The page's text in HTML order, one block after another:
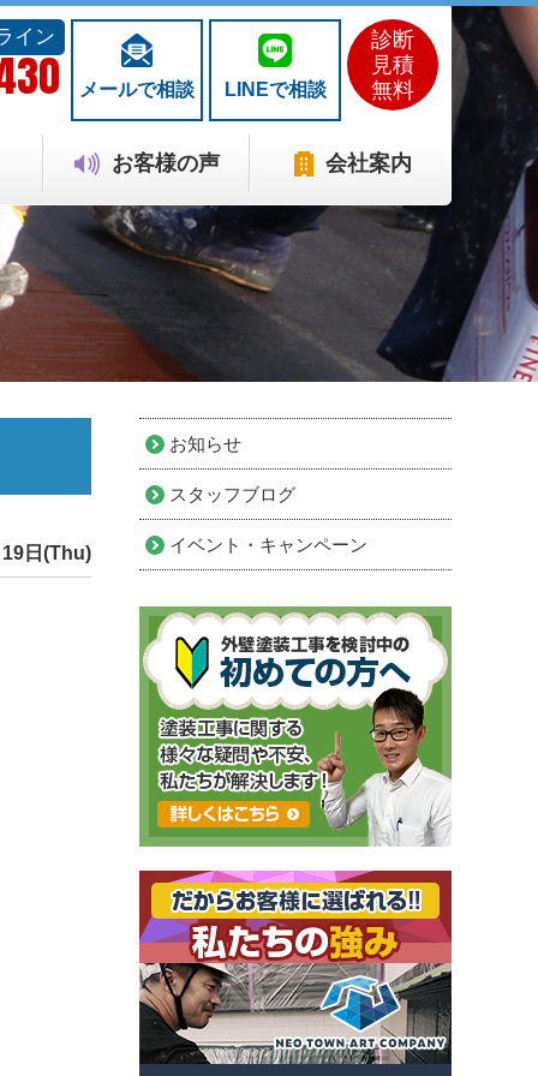
イン
メールで相談 LINEで相談
診断
見積
無料
お客様の声 会社案内
日(Thu)
お知らせ
スタッフブログ
イベント・キャンペーン